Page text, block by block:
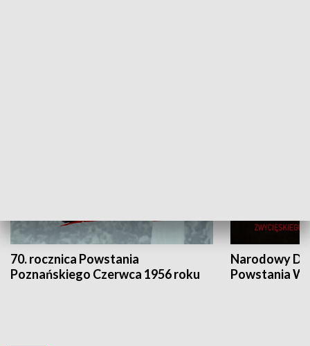
70. rocznica Powstania
Poznańskiego Czerwca 1956 roku
Narodowy
Powstania